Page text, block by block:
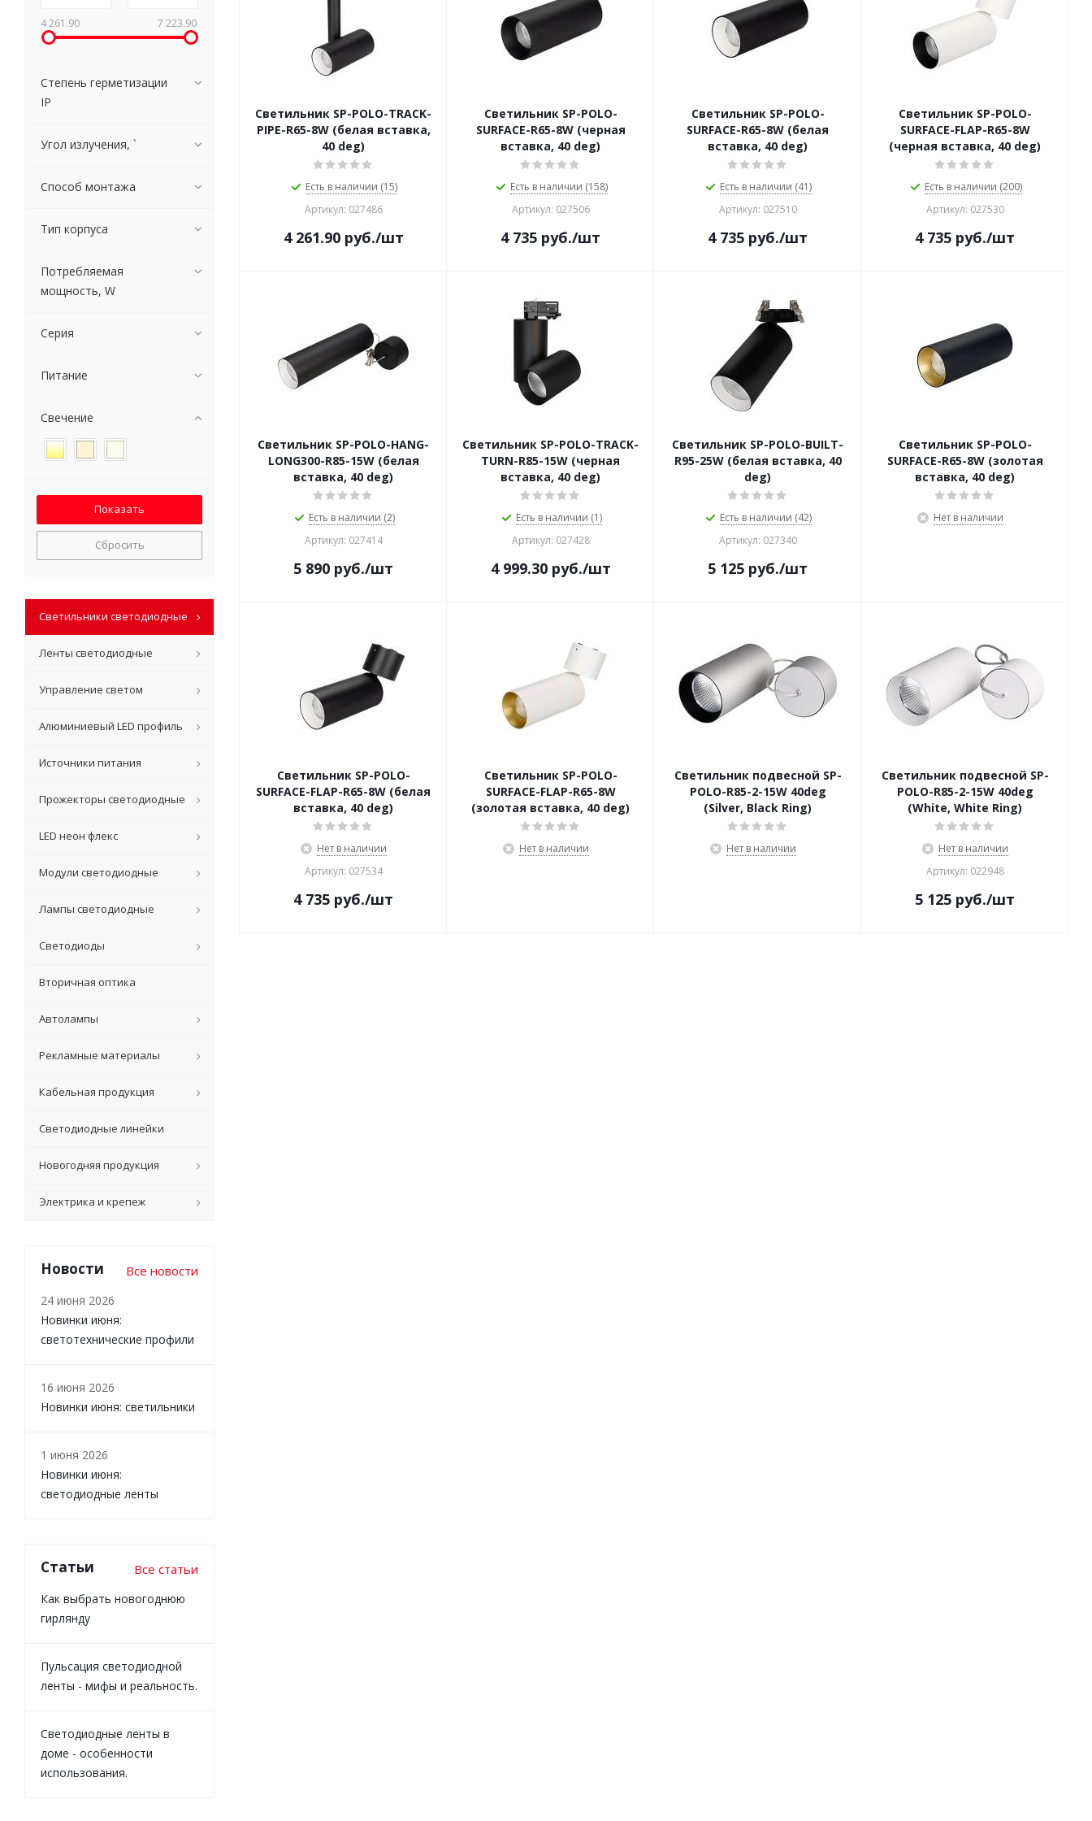
Светильник SP-POLO-TRACK-
PIPE-R65-8W (белая вставка,
40 deg)
Есть в наличии (15)
Артикул: 027486
4 261.90руб./шт
Светильник SP-POLO-
SURFACE-R65-8W (черная
вставка, 40 deg)
Есть в наличии (158)
Артикул: 027506
4 735 руб./шт
Светильник SP-POLO-
SURFACE-R65-8W (белая
вставка, 40 deg)
Есть в наличии (41)
Артикул: 027510
4 735 руб./шт
Светильник SP-POLO-
SURFACE-FLAP-R65-8W
(черная вставка, 40 deg)
Есть в наличии (200)
Артикул: 027530
4 735 руб./шт
Светильник SP-POLO-HANG-
LONG300-R85-15W (белая
вставка, 40 deg)
Есть в наличии (2)
Артикул: 027414
5 890 руб./шт
Светильник SP-POLO-TRACK-
TURN-R85-15W (черная
вставка, 40 deg)
Есть в наличии (1)
Артикул: 027428
4 999.30руб./шт
Светильник SP-POLO-BUILT-
R95-25W (белая вставка, 40
deg)
Есть в наличии (42)
Артикул: 027340
5 125 руб./шт
Светильник SP-POLO-
SURFACE-R65-8W (золотая
вставка, 40 deg)
Нет в наличии
Светильник SP-POLO-
SURFACE-FLAP-R65-8W (белая
вставка, 40 deg)
Нет в наличии
Артикул: 027534
4 735 руб./шт
Светильник SP-POLO-
SURFACE-FLAP-R65-8W
(золотая вставка, 40 deg)
Нет в наличии
Светильник подвесной SP-
POLO-R85-2-15W 40deg
(Silver, Black Ring)
Нет в наличии
Светильник подвесной SP-
POLO-R85-2-15W 40deg
(White, White Ring)
Нет в наличии
Артикул: 022948
5 125 руб./шт
4 261.90 7 223.90
Степень герметизации
IP
Угол излучения, `
Способ монтажа
Тип корпуса
Потребляемая
мощность, W
Серия
Питание
Свечение
Сбросить
Светильники светодиодные
Ленты светодиодные
Управление светом
Алюминиевый LED профиль
Источники питания
Прожекторы светодиодные
LED неон флекс
Модули светодиодные
Лампы светодиодные
Светодиоды
Вторичная оптика
Автолампы
Рекламные материалы
Кабельная продукция
Светодиодные линейки
Новогодняя продукция
Электрика и крепеж
Новости Все новости
24 июня 2026
Новинки июня:
светотехнические профили
16 июня 2026
Новинки июня: светильники
1 июня 2026
Новинки июня:
светодиодные ленты
Статьи Все статьи
Как выбрать новогоднюю
гирлянду
Пульсация светодиодной
ленты - мифы и реальность.
Светодиодные ленты в
доме - особенности
использования.